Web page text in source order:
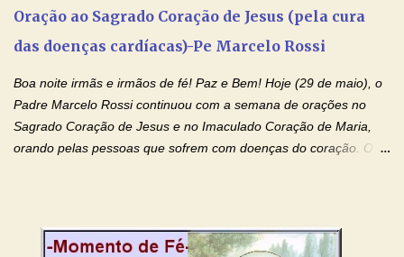
(apresente aqui o seu pedido...) Eu, desde já, agradeço de
coração, confiante que o Senhor me atenderá. Eu louvo o Pai por
agradeço de coração ao Espíri...
Oração ao Sagrado Coração de Jesus (pela cura
das doenças cardíacas)-Pe Marcelo Rossi
Boa noite irmãs e irmãos de fé! Paz e Bem! Hoje (29 de maio), o
Padre Marcelo Rossi continuou com a semana de orações no
Sagrado Coração de Jesus e no Imaculado Coração de Maria,
orando pelas pessoas que sofrem com doenças do coração. O
esta abençoada semana de orações no programa de rádio